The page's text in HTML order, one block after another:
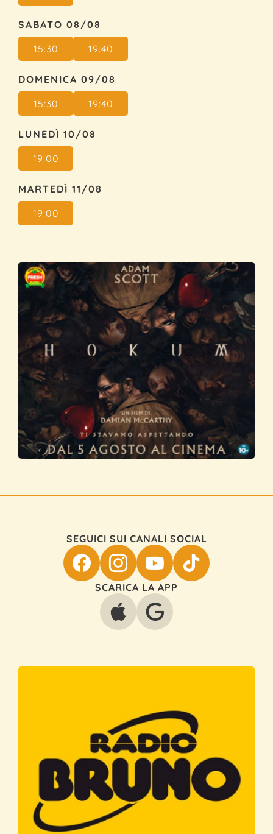
SABATO 08/08
15:30
19:40
DOMENICA 09/08
15:30
19:40
LUNEDÌ 10/08
19:00
MARTEDÌ 11/08
19:00
SEGUICI SUI CANALI SOCIAL
SCARICA LA APP